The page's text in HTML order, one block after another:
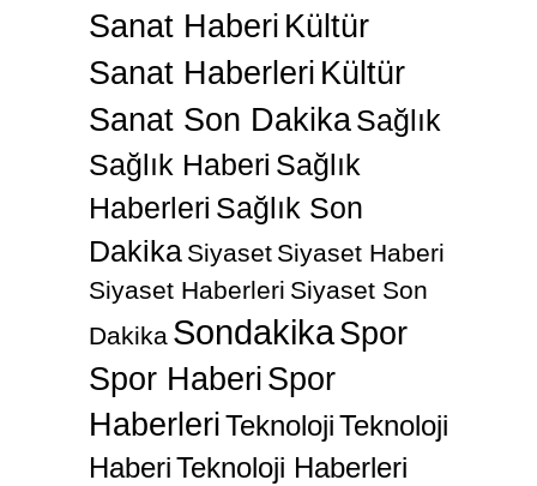
Sanat Haberi Kültür
Sanat Haberleri Kültür
Sanat Son DakikaSağlık
Sağlık Haberi Sağlık
Haberleri Sağlık Son
Dakika Siyaset Siyaset Haberi
Siyaset Haberleri Siyaset Son
Dakika SondakikaSpor
Spor Haberi Spor
HaberleriTeknolojiTeknoloji
HaberiTeknoloji Haberleri